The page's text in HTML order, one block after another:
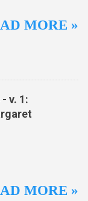
MORE »
v. 1:
MORE »